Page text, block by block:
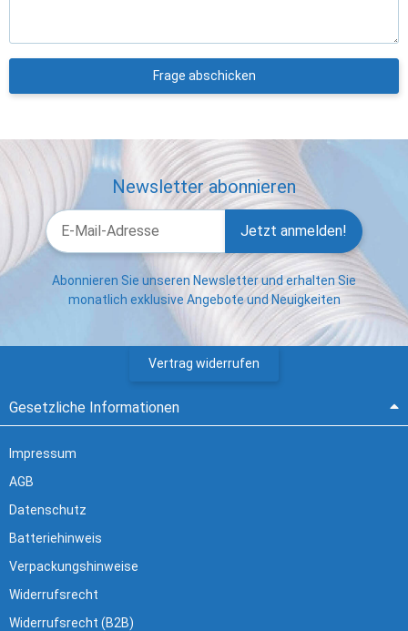
Frage abschicken
Newsletter abonnieren
Jetzt anmelden!
Abonnieren Sie unseren Newsletter und erhalten Sie
monatlich exklusive Angebote und Neuigkeiten
Vertrag widerrufen
Gesetzliche Informationen
Impressum
AGB
Datenschutz
Batteriehinweis
Verpackungshinweise
Widerrufsrecht
Widerrufsrecht (B2B)